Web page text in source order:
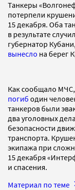
Танкеры
потерпели
15 декабря. Оба
в результате
губернатор
вынесло на берег
Как сообщало МЧС,
погиб один
танкеров были
два уголовных
безопасности
транспорта.
экипажа при
15 декабря
и спасения.
Материал по теме